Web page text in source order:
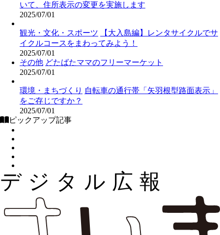
いて、住所表示の変更を実施します
2025/07/01
観光・文化・スポーツ
【大入島編】レンタサイクルでサ
イクルコースをまわってみよう！
2025/07/01
その他 どたばたママのフリーマーケット
2025/07/01
環境・まちづくり 自転車の通行帯「矢羽根型路面表示」
をご存じですか？
2025/07/01
ピックアップ記事